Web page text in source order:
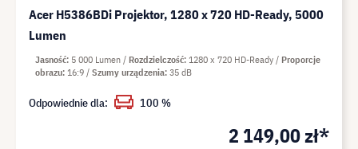
Acer H5386BDi Projektor, 1280 x 720 HD-Ready, 5000
Lumen
2 149,00 zł*
Jasność 5 000 Lumen Rozdzielczość 1280 x 720 HD-Ready
Proporcje
obrazu 16:9 Szumy urządzenia 35 dB
Odpowiednie dla: 100 %